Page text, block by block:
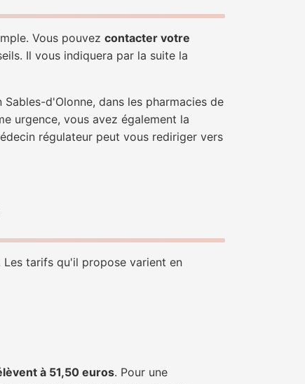
Vous pouvez contacter votre
Il vous indiquera par la suite la
d'Olonne, dans les pharmacies de
urgence, vous avez également la
régulateur peut vous rediriger vers
Les tarifs qu'il propose varient en
à 51,50 euros. Pour une